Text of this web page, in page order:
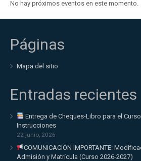
No hay próximos eventos en este momento.
Páginas
Mapa del sitio
Entradas recientes
Entrega de Cheques-Libro para el
Instrucciones
22 junio, 2026
COMUNICACIÓN IMPORTANTE:
Admisión y Matrícula (Curso 2026-2027)